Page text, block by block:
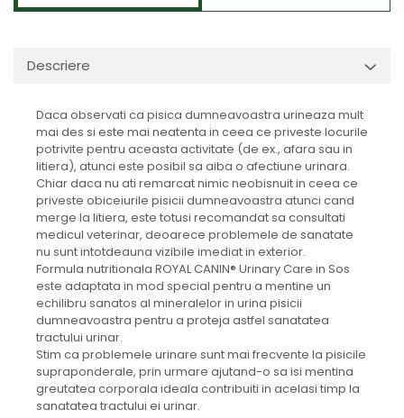
Descriere
Daca observati ca pisica dumneavoastra urineaza mult
mai des si este mai neatenta in ceea ce priveste locurile
potrivite pentru aceasta activitate (de ex., afara sau in
litiera), atunci este posibil sa aiba o afectiune urinara.
Chiar daca nu ati remarcat nimic neobisnuit in ceea ce
priveste obiceiurile pisicii dumneavoastra atunci cand
merge la litiera, este totusi recomandat sa consultati
medicul veterinar, deoarece problemele de sanatate
nu sunt intotdeauna vizibile imediat in exterior.
Formula nutritionala ROYAL CANIN® Urinary Care in Sos
este adaptata in mod special pentru a mentine un
echilibru sanatos al mineralelor in urina pisicii
dumneavoastra pentru a proteja astfel sanatatea
tractului urinar.
Stim ca problemele urinare sunt mai frecvente la pisicile
supraponderale, prin urmare ajutand-o sa isi mentina
greutatea corporala ideala contribuiti in acelasi timp la
sanatatea tractului ei urinar.